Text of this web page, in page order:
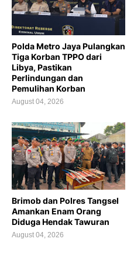
Polda Metro Jaya Pulangkan
Tiga Korban TPPO dari
Libya, Pastikan
Perlindungan dan
Pemulihan Korban
August 04, 2026
Brimob dan Polres Tangsel
Amankan Enam Orang
Diduga Hendak Tawuran
August 04, 2026